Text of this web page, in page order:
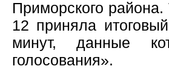
Приморского
12 приняла
минут, данные
голосования».